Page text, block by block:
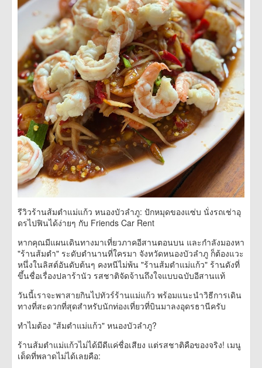
รีวิวร้านส้มตำแม่แก้ว หนองบัวลำภู: ปักหมุดของแซ่บ นั่งรถเช่าอุ
ดรไปฟินได้ง่ายๆ กับ Friends Car Rent
หากคุณมีแผนเดินทางมาเที่ยวภาคอีสานตอนบน และกำลังมองหา
"ร้านส้มตำ" ระดับตำนานที่ใครมา จังหวัดหนองบัวลำภู ก็ต้องแวะ
หนึ่งในลิสต์อันดับต้นๆ คงหนีไม่พ้น "ร้านส้มตำแม่แก้ว" ร้านดังที่
ขึ้นชื่อเรื่องปลาร้านัว รสชาติจัดจ้านถึงใจแบบฉบับอีสานแท้
วันนี้เราจะพาสายกินไปทัวร์ร้านแม่แก้ว พร้อมแนะนำวิธีการเดิน
ทางที่สะดวกที่สุดสำหรับนักท่องเที่ยวที่บินมาลงอุดรธานีครับ
ทำไมต้อง "ส้มตำแม่แก้ว" หนองบัวลำภู?
ร้านส้มตำแม่แก้วไม่ได้มีดีแค่ชื่อเสียง แต่รสชาติคือของจริง! เมนู
เด็ดที่พลาดไม่ได้เลยคือ: